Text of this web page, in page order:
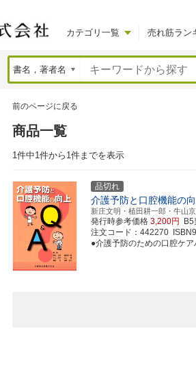
カテゴリ一覧 売れ筋ラン
前のページに戻る
商品一覧
1件中1件から1件までを表示
品切れ
介護予防と口腔機能の
新庄文明・植田耕一郎・牛山
発行時参考価格 3,200円 B5
注文コード：442270
●介護予防のための口腔ケ